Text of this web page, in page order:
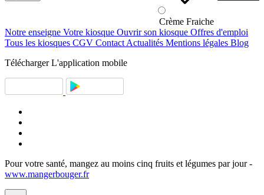
Crème Fraiche
Notre enseigne Votre kiosque Ouvrir son kiosque Offres d'emploi
Tous les kiosques CGV Contact Actualités Mentions légales Blog
Télécharger L'application mobile
Pour votre santé, mangez au moins cinq fruits et légumes par jour -
www.mangerbouger.fr